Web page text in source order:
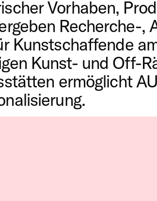
ihre Anträge über
2027
in Polen.
Vorhaben,
Recherche-,
Kunstschaffende
Kunst- und Off-
ermöglicht